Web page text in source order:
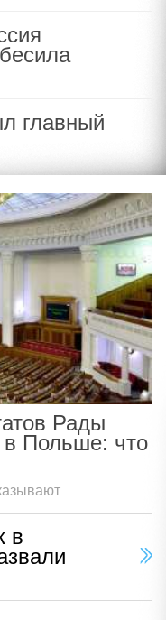
главный
Рады
в Польше: что
в